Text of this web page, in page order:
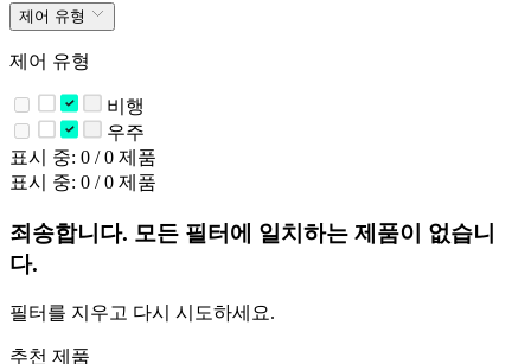
제어 유형
제어 유형
비행
우주
표시 중: 0 / 0 제품
표시 중: 0 / 0 제품
죄송합니다. 모든 필터에 일치하는 제품이 없습니
다.
필터를 지우고 다시 시도하세요.
추천 제품